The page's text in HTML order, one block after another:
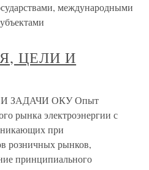
международными
ЦЕЛИ И
ЗАДАЧИ ОКУ Опыт
рынка электроэнергии с
при
розничных рынков,
принципиального